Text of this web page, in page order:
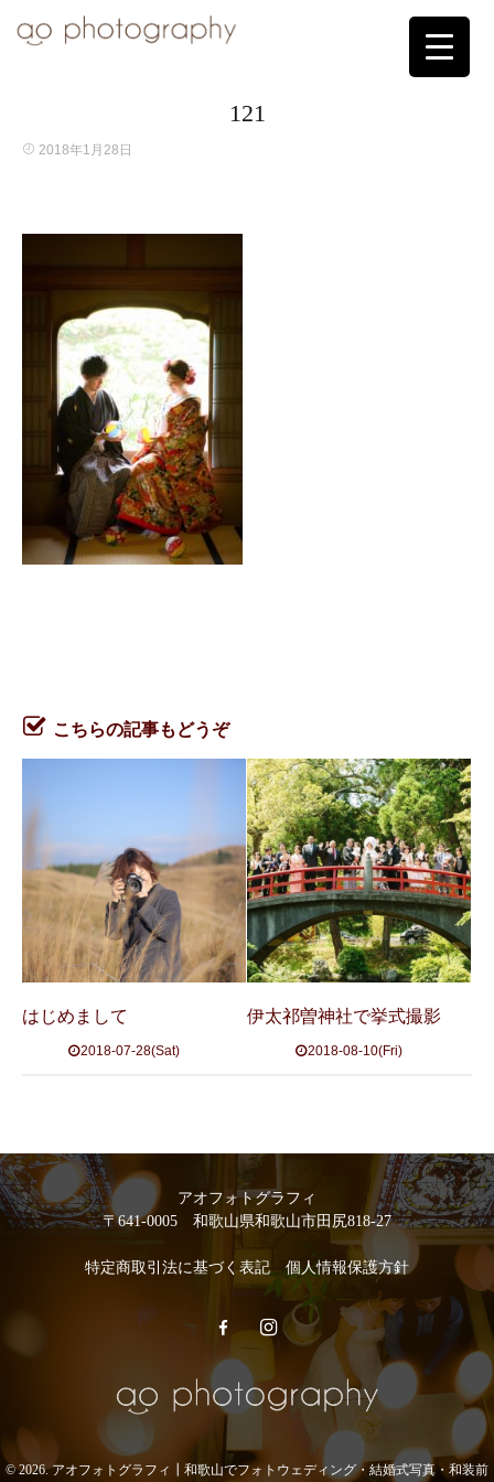
121
2018年1月28日
こちらの記事もどうぞ
はじめまして
2018-07-28(Sat)
伊太祁曽神社で挙式撮影
2018-08-10(Fri)
アオフォトグラフィ
〒641-0005 和歌山県和歌山市田尻818-27
特定商取引法に基づく表記 個人情報保護方針
© 2026. アオフォトグラフィ┃和歌山でフォトウェディング・結婚式写真・和装前